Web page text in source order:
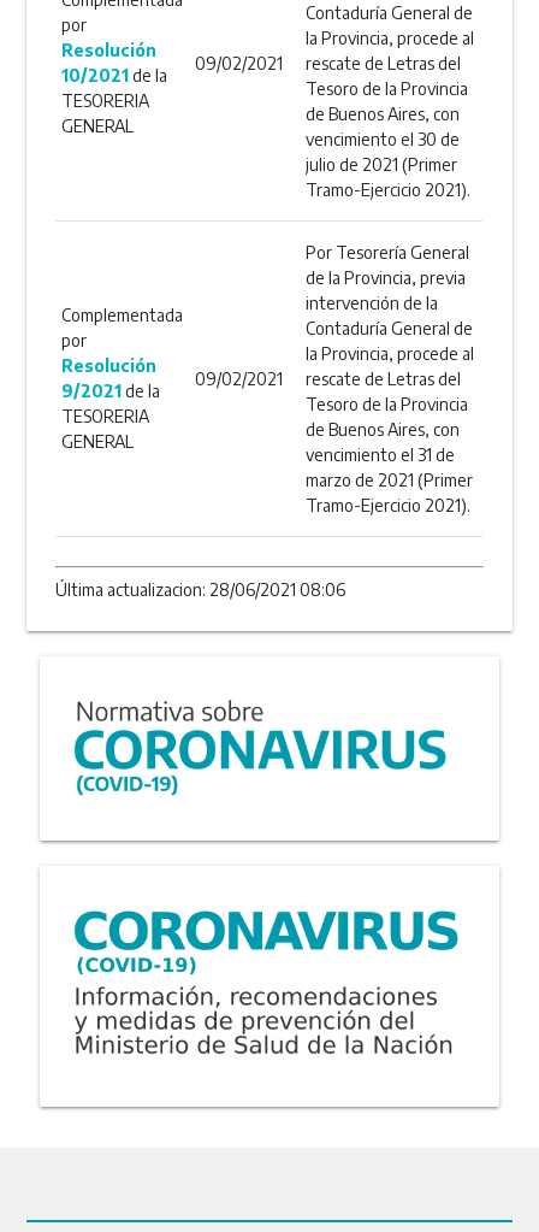
por
Resolución
10/2021de la
TESORERIA
GENERAL
09/02/2021
Contaduría General de
la Provincia, procede al
rescate de Letras del
Tesoro de la Provincia
de Buenos Aires, con
vencimiento el 30 de
julio de 2021 (Primer
Tramo-Ejercicio 2021).
Complementada
por
Resolución
9/2021de la
TESORERIA
GENERAL
09/02/2021
Por Tesorería General
de la Provincia, previa
intervención de la
Contaduría General de
la Provincia, procede al
rescate de Letras del
Tesoro de la Provincia
de Buenos Aires, con
vencimiento el 31 de
marzo de 2021 (Primer
Tramo-Ejercicio 2021).
Última actualizacion: 28/06/2021 08:06